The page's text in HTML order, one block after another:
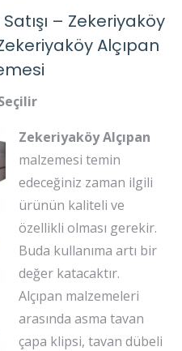
– Zekeriyaköy
Alçıpan
Zekeriyaköy Alçıpan
malzemesi temin
edeceğiniz zaman ilgili
ürünün kaliteli ve
özellikli olması gerekir.
Buda kullanıma artı bir
değer katacaktır.
Alçıpan malzemeleri
arasında asma tavan
çapa klipsi, tavan dübeli